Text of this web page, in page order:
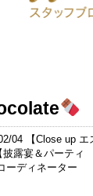
04 【Close up エ
披露宴＆パーティ
ーディネーター